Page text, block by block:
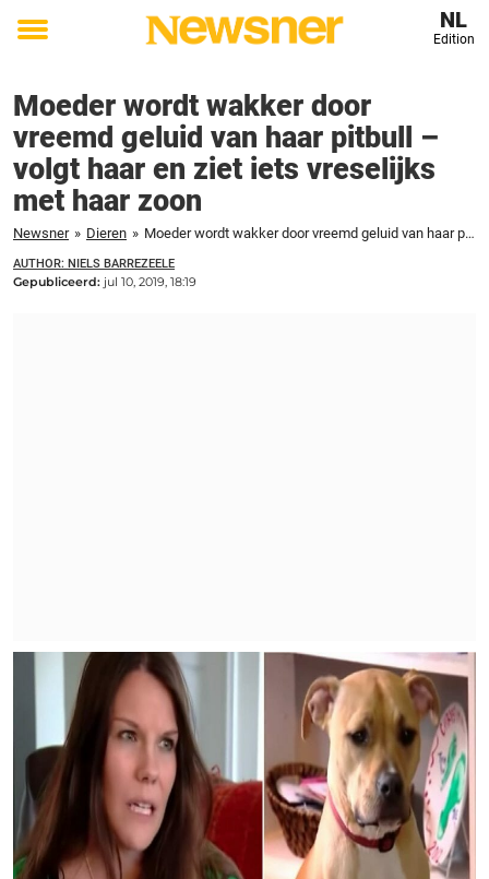
Toggle
NL
Edition
Moeder wordt wakker door
vreemd geluid van haar pitbull –
volgt haar en ziet iets vreselijks
met haar zoon
Newsner » Dieren » Moeder wordt wakker door vreemd geluid van haar pitbull - volgt haar en ziet iets vreselijks met haar zoon
AUTHOR: NIELS BARREZEELE
Gepubliceerd: jul 10, 2019, 18:19